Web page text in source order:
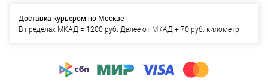
Доставка курьером по Москве
В пределах МКАД = 1200 руб. Далее от МКАД + 70 руб. километр